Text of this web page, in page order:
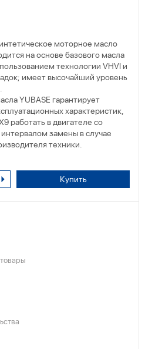
моторное масло
на основе базового масла
технологии VHVI и
имеет высочайший уровень
YUBASE гарантирует
характеристик,
работать в двигателе со
замены в случае
техники.
Купить